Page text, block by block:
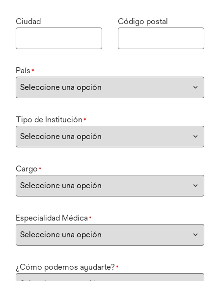
Ciudad Código postal
País *
Tipo de Institución *
Cargo *
Especialidad Médica *
¿Cómo podemos ayudarte? *